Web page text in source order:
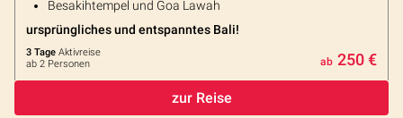
Besakihtempel und Goa Lawah
ursprüngliches und entspanntes Bali!
3 Tage Aktivreise
ab 2 Personen
ab 250 €
zur Reise